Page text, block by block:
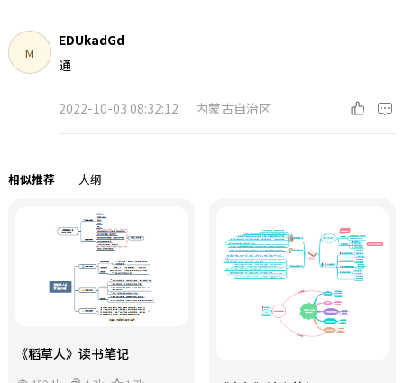
M
EDUkadGd
通
2022-10-03 08:32:12 内蒙古自治区
相似推荐 大纲
《稻草人》读书笔记